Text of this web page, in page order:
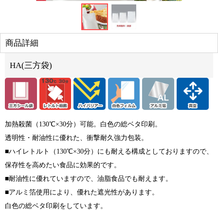
商品詳細
HA(三方袋)
加熱殺菌（130℃×30分）可能。白色の総ベタ印刷。
透明性・耐油性に優れた、衝撃耐久強力包装。
■ハイレトルト（130℃×30分）にも耐える構成としておりますので、
保存性を高めたい食品に効果的です。
■耐油性に優れていますので、油脂食品でも耐えます。
■アルミ箔使用により、優れた遮光性があります。
白色の総ベタ印刷をしています。